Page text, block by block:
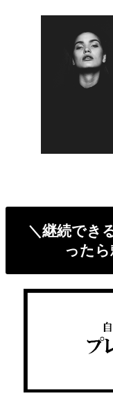
＼継続でき
った